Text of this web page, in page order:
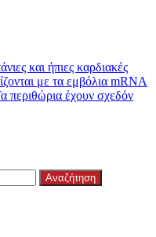
και ήπιες καρδιακές
με τα εμβόλια mRNA
περιθώρια έχουν σχεδόν